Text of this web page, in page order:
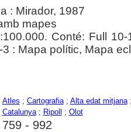
: Mirador, 1987
mapes
Conté: Full
3 : Mapa polític, Mapa
Atles ; Cartografia; Alta edat mitjana
Catalunya; Ripoll ; Olot
759 - 992